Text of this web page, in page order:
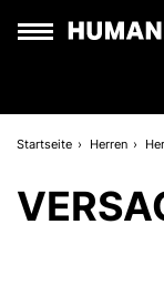
Startseite Herren